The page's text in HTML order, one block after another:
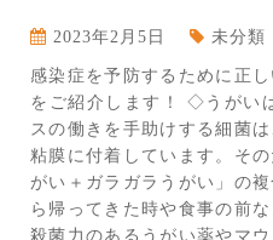
2023年2月5日 未分類
感染症を予防するために正
をご紹介します！ ◇うがい
スの働きを手助けする細菌
粘膜に付着しています。そ
がい＋ガラガラうがい」の
ら帰ってきた時や食事の前
殺菌力のあるうがい薬やマ